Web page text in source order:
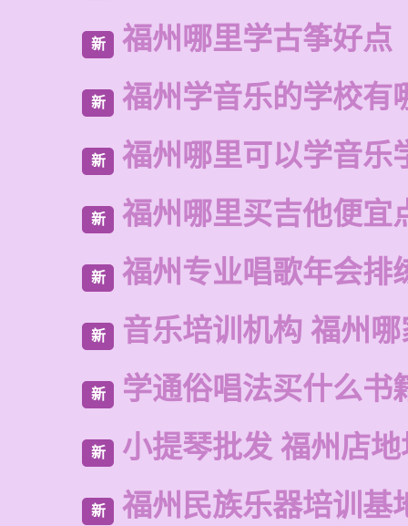
新 福州哪里学古筝好点
新 福州学音乐的学校有
新 福州哪里可以学音乐
新 福州哪里买吉他便宜
新 福州专业唱歌年会排
新 音乐培训机构 福州
新 学通俗唱法买什么书
新 小提琴批发 福州店
新 福州民族乐器培训基